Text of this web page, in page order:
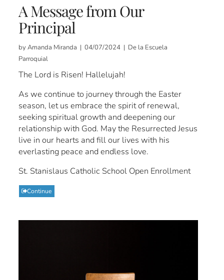
A Message from Our
Principal
by Amanda Miranda | 04/07/2024 | De la Escuela
Parroquial
The Lord is Risen! Hallelujah!
As we continue to journey through the Easter
season, let us embrace the spirit of renewal,
seeking spiritual growth and deepening our
relationship with God. May the Resurrected Jesus
live in our hearts and fill our lives with his
everlasting peace and endless love.
St. Stanislaus Catholic School Open Enrollment
Continue